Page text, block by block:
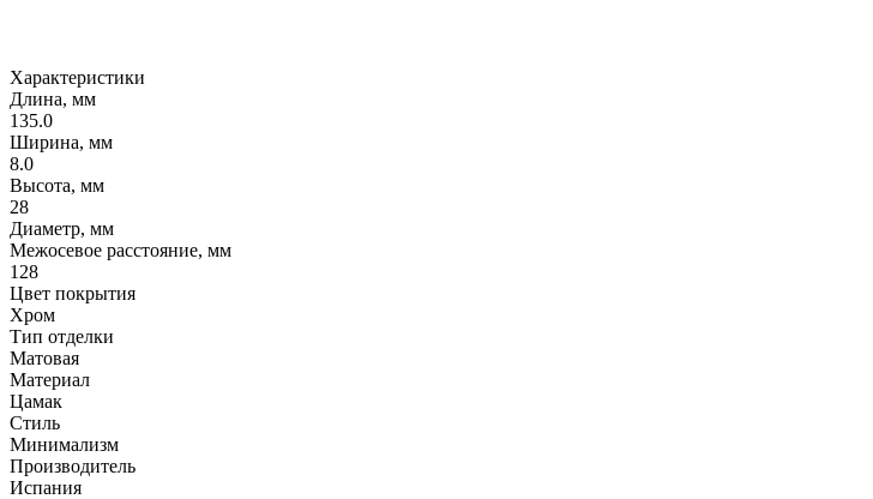
Характеристики
Длина, мм
135.0
Ширина, мм
8.0
Высота, мм
28
Диаметр, мм
Межосевое расстояние, мм
128
Цвет покрытия
Хром
Тип отделки
Матовая
Материал
Цамак
Стиль
Минимализм
Производитель
Испания